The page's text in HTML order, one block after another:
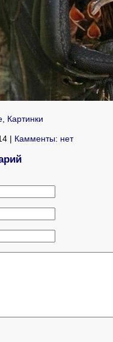
Картинки
| Камменты: нет